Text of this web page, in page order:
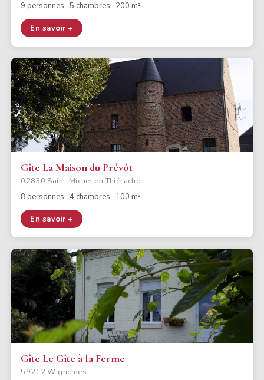
9 personnes · 5 chambres · 200 m²
En savoir +
Gîte La Maison du Prévôt
02830 Saint-Michel en Thiérache
8 personnes · 4 chambres · 100 m²
En savoir +
Gîte Le Gîte à la Ferme
59212 Wignehies